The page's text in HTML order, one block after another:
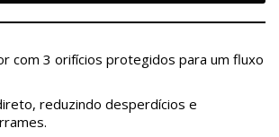
com 3 orifícios protegidos para um fluxo
reduzindo desperdícios e